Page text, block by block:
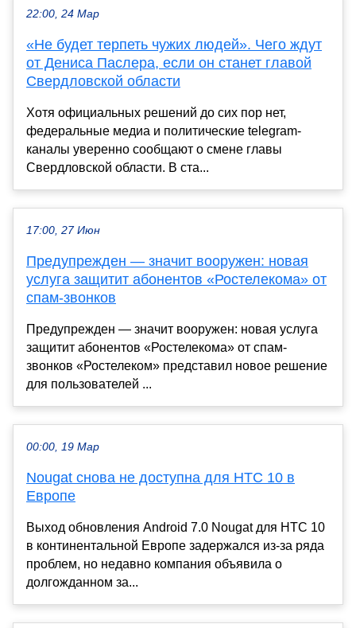
22:00, 24 Мар
«Не будет терпеть чужих людей». Чего ждут
от Дениса Паслера, если он станет главой
Свердловской области
Хотя официальных решений до сих пор нет,
федеральные медиа и политические telegram-
каналы уверенно сообщают о смене главы
Свердловской области. В ста...
17:00, 27 Июн
Предупрежден — значит вооружен: новая
услуга защитит абонентов «Ростелекома» от
спам-звонков
Предупрежден — значит вооружен: новая услуга
защитит абонентов «Ростелекома» от спам-
звонков «Ростелеком» представил новое решение
для пользователей ...
00:00, 19 Мар
Nougat снова не доступна для HTC 10 в
Европе
Выход обновления Android 7.0 Nougat для HTC 10
в континентальной Европе задержался из-за ряда
проблем, но недавно компания объявила о
долгожданном за...